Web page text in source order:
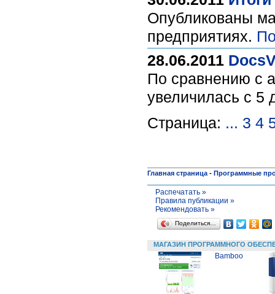
Опубликованы
предприятиях.
28.06.2011
По сравнению с
увеличилась с 5
Страница: ... 3 4
Главная страница - Программные
Распечатать »
Правила публикации »
Рекомендовать »
Поделиться…
МАГАЗИН ПРОГРАММНОГО
Bamboo